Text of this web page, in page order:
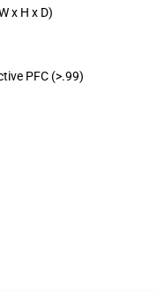
x H x D)
PFC (>.99)